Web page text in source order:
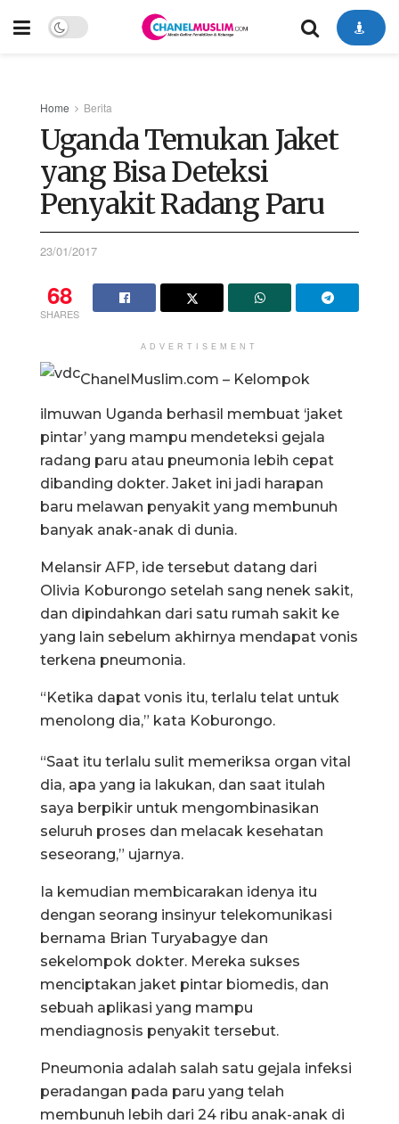
Home Berita
Uganda Temukan Jaket
yang Bisa Deteksi
Penyakit Radang Paru
23/01/2017
68
SHARES
ADVERTISEMENT
ChanelMuslim.com – Kelompok
ilmuwan Uganda berhasil membuat ‘jaket
pintar’ yang mampu mendeteksi gejala
radang paru atau pneumonia lebih cepat
dibanding dokter. Jaket ini jadi harapan
baru melawan penyakit yang membunuh
banyak anak-anak di dunia.
Melansir AFP, ide tersebut datang dari
Olivia Koburongo setelah sang nenek sakit,
dan dipindahkan dari satu rumah sakit ke
yang lain sebelum akhirnya mendapat vonis
terkena pneumonia.
“Ketika dapat vonis itu, terlalu telat untuk
menolong dia,” kata Koburongo.
“Saat itu terlalu sulit memeriksa organ vital
dia, apa yang ia lakukan, dan saat itulah
saya berpikir untuk mengombinasikan
seluruh proses dan melacak kesehatan
seseorang,” ujarnya.
Ia kemudian membicarakan idenya itu
dengan seorang insinyur telekomunikasi
bernama Brian Turyabagye dan
sekelompok dokter. Mereka sukses
menciptakan jaket pintar biomedis, dan
sebuah aplikasi yang mampu
mendiagnosis penyakit tersebut.
Pneumonia adalah salah satu gejala infeksi
peradangan pada paru yang telah
membunuh lebih dari 24 ribu anak-anak di